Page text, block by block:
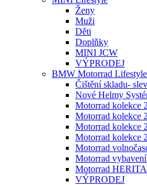
Ženy
Muži
Děti
Doplňky
MINI JCW
VÝPRODEJ
BMW Motorrad Lifestyle
Čištění skladu-
Nové Helmy
Motorrad kolekce
Motorrad kolekce
Motorrad kolekce
Motorrad kolekce
Motorrad
Motorrad
Motorrad
VÝPRODEJ